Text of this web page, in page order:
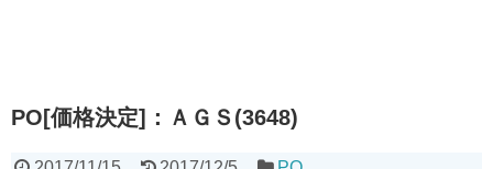
PO[価格決定]：ＡＧＳ(3648)